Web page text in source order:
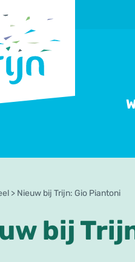
> Nieuw bij Trijn: Gio Piantoni
bij